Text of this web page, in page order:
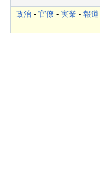
政治- 官僚 - 実業- 報道